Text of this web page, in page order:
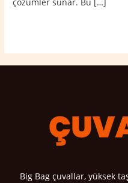
Big Bag çuvallar, yüksek